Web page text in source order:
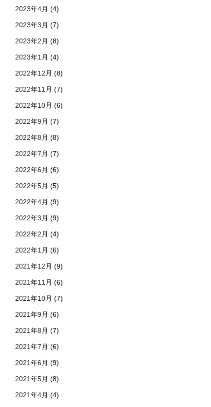
2023年4月 (4)
2023年3月 (7)
2023年2月 (8)
2023年1月 (4)
2022年12月 (8)
2022年11月 (7)
2022年10月 (6)
2022年9月 (7)
2022年8月 (8)
2022年7月 (7)
2022年6月 (6)
2022年5月 (5)
2022年4月 (9)
2022年3月 (9)
2022年2月 (4)
2022年1月 (6)
2021年12月 (9)
2021年11月 (6)
2021年10月 (7)
2021年9月 (6)
2021年8月 (7)
2021年7月 (6)
2021年6月 (9)
2021年5月 (8)
2021年4月 (4)